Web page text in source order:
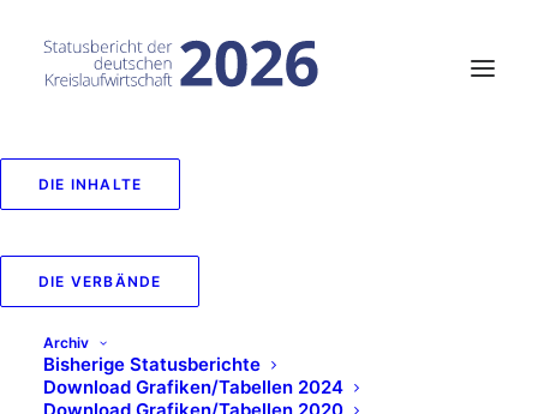
DIE INHALTE
DIE VERBÄNDE
Archiv
Bisherige Statusberichte
Download Grafiken/Tabellen 2024